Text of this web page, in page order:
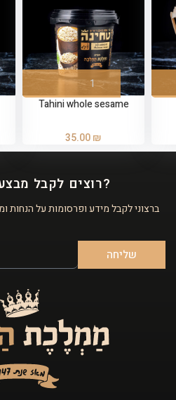
Tahini whole sesame
35.00₪
רוצים לקבל מבצעים בלעדיים?
ברצוני לקבל מידע ופרסומות על הנחות
שליחה